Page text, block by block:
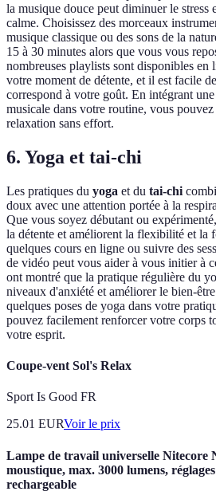
la musique douce peut diminuer le stress
calme. Choisissez des morceaux
musique classique ou des sons de la
15 à 30 minutes alors que vous vous
nombreuses playlists sont disponibles en
votre moment de détente, et il est facile
correspond à votre goût. En intégrant
musicale dans votre routine, vous
relaxation sans effort.
6. Yoga et tai-chi
Les pratiques du yoga et du tai-chi
doux avec une attention portée à la
Que vous soyez débutant ou
la détente et améliorent la flexibilité et la
quelques cours en ligne ou suivre des
de vidéo peut vous aider à vous initier à
ont montré que la pratique régulière du
niveaux d'anxiété et améliorer le bien-
quelques poses de yoga dans votre
pouvez facilement renforcer votre corps
votre esprit.
Coupe-vent Sol's Relax
Sport Is Good FR
25.01 EURVoir le prix
Lampe de travail universelle Nitecore
moustique, max. 3000 lumens,
rechargeable